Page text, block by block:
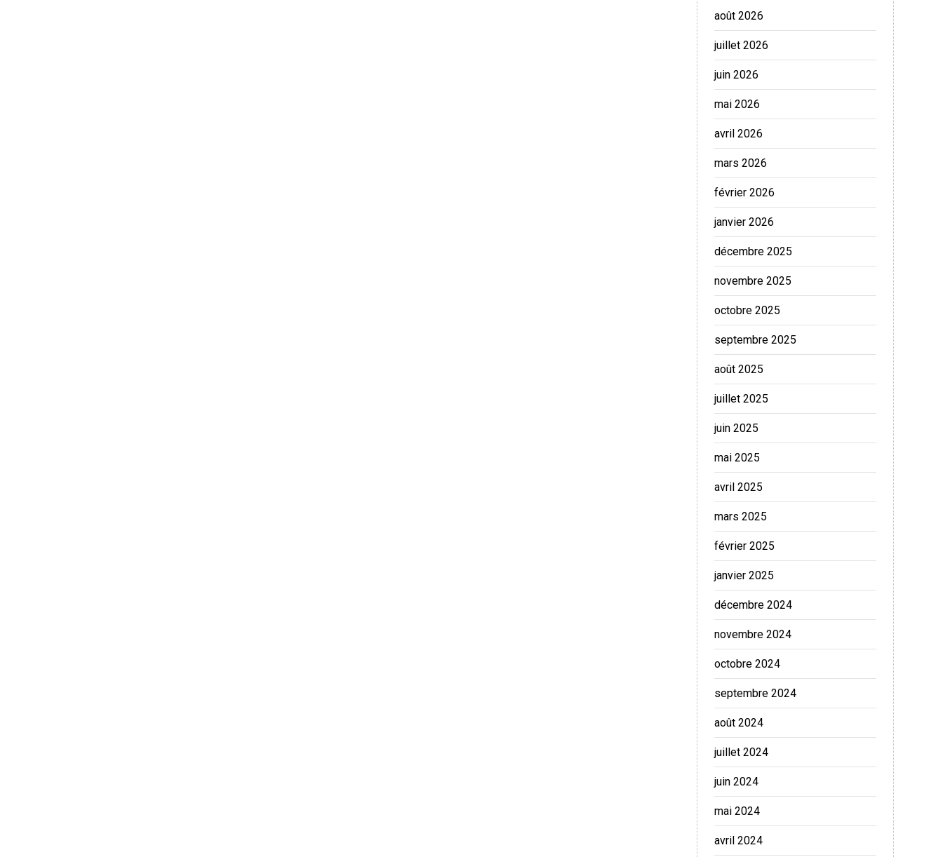
août 2026
juillet 2026
juin 2026
mai 2026
avril 2026
mars 2026
février 2026
janvier 2026
décembre 2025
novembre 2025
octobre 2025
septembre 2025
août 2025
juillet 2025
juin 2025
mai 2025
avril 2025
mars 2025
février 2025
janvier 2025
décembre 2024
novembre 2024
octobre 2024
septembre 2024
août 2024
juillet 2024
juin 2024
mai 2024
avril 2024